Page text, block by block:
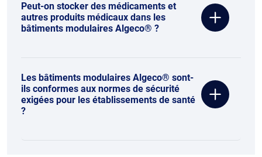
Peut-on stocker des médicaments et
autres produits médicaux dans les
bâtiments modulaires Algeco® ?
Les bâtiments modulaires Algeco® sont-
ils conformes aux normes de sécurité
exigées pour les établissements de santé
?